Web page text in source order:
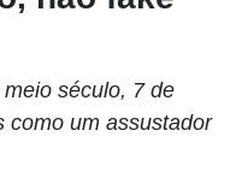
século, 7 de
como um assustador